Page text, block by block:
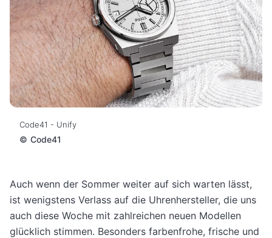
Code41 - Unify
© Code41
Auch wenn der Sommer weiter auf sich warten lässt,
ist wenigstens Verlass auf die Uhrenhersteller, die uns
auch diese Woche mit zahlreichen neuen Modellen
glücklich stimmen. Besonders farbenfrohe, frische und